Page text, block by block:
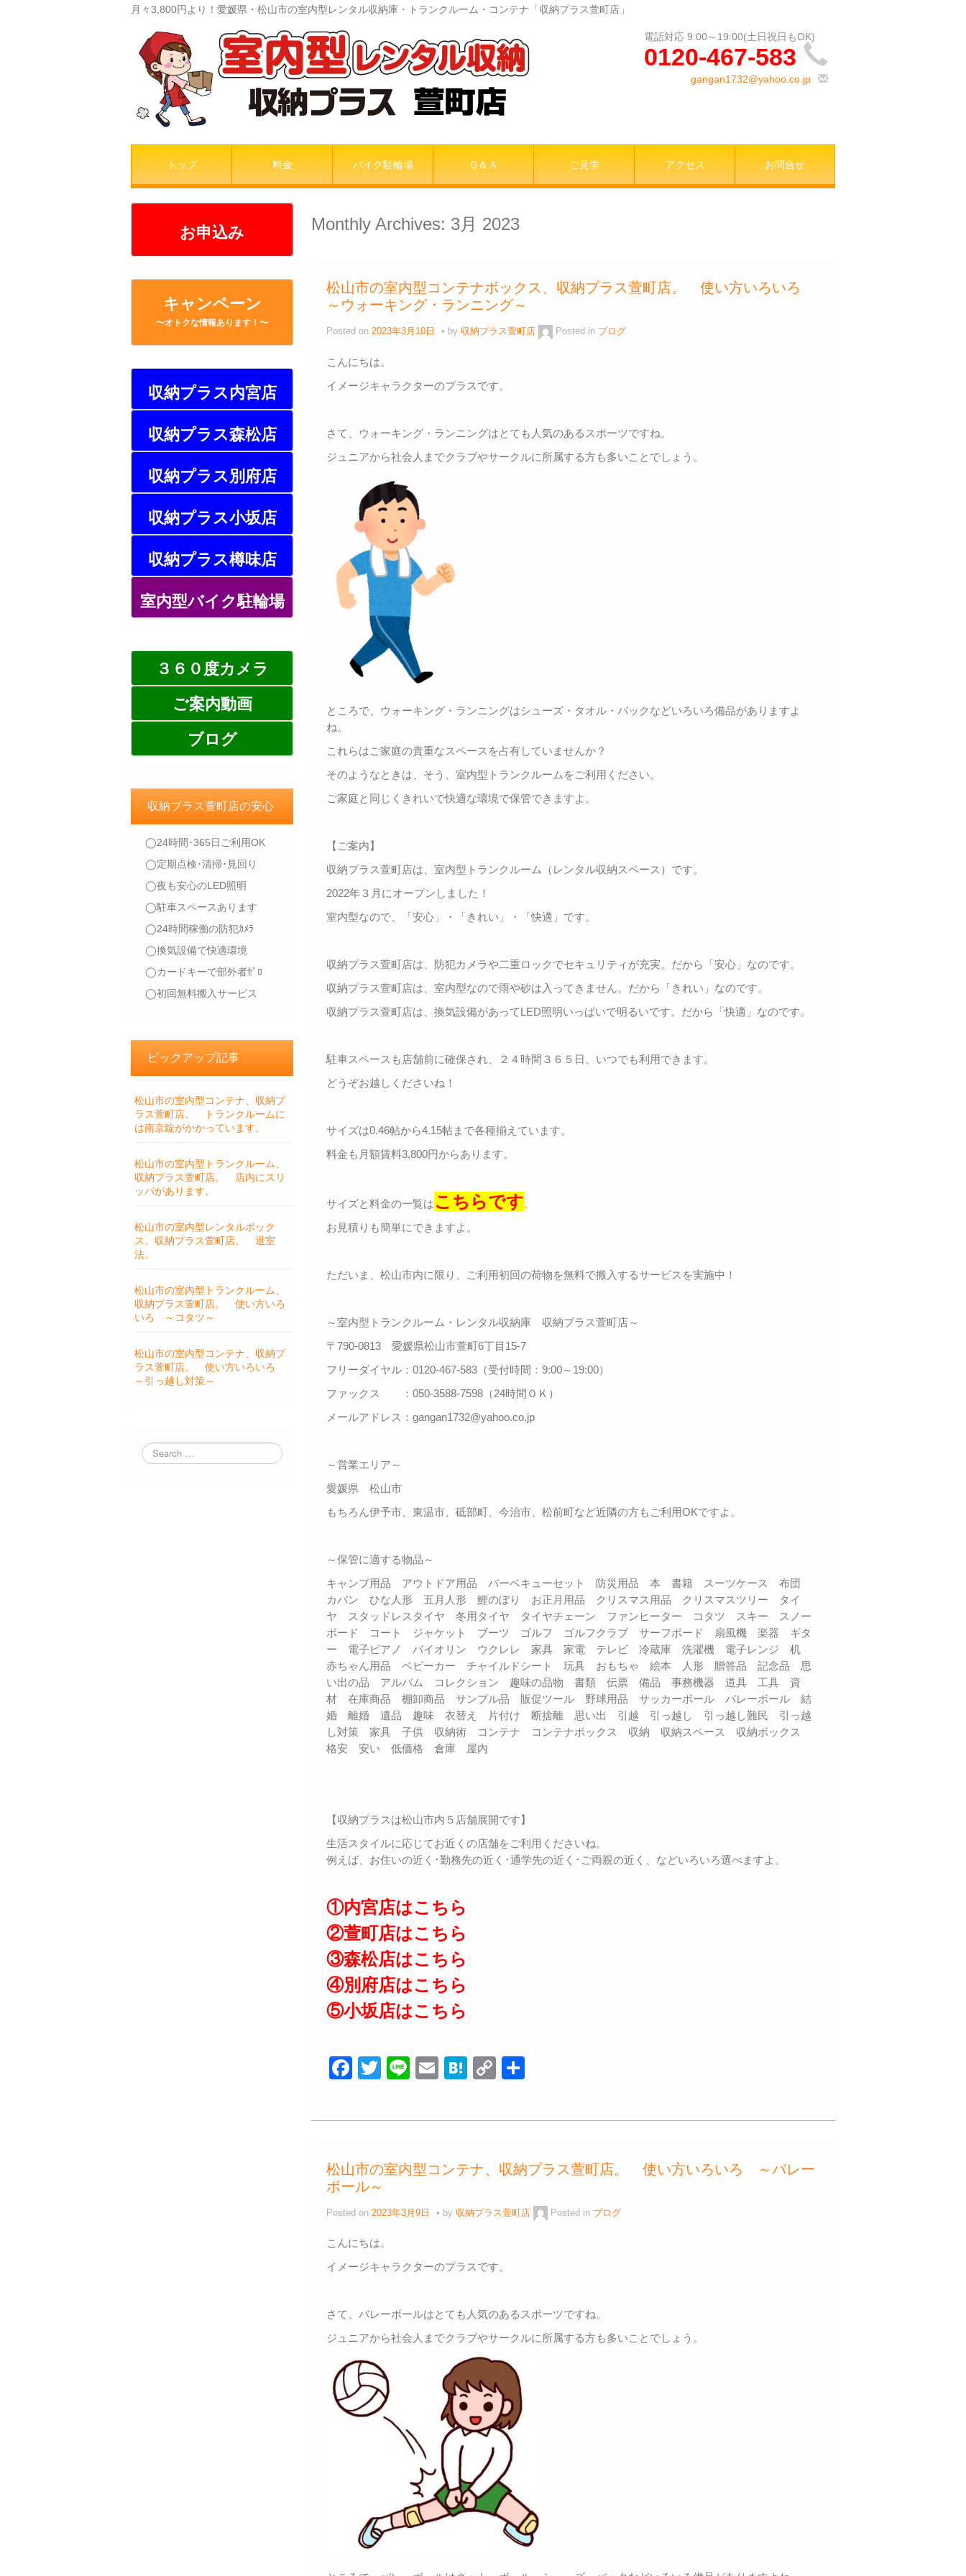
月々3,800円より！愛媛県・松山市の室内型レンタル収納庫・トランクルーム・コンテナ「収納プラス萱町店」
0120-467-583
gangan1732@yahoo.co.jp
トップ 料金 バイク駐輪場 Ｑ＆Ａ ご見学 アクセス お問合せ
お申込み
キャンペーン
〜オトクな情報あります！〜
収納プラス内宮店
収納プラス森松店
収納プラス別府店
収納プラス小坂店
収納プラス樽味店
室内型バイク駐輪場
３６０度カメラ
ご案内動画
ブログ
収納プラス萱町店の安心
◯24時間･365日ご利用OK
◯定期点検･清掃･見回り
◯夜も安心のLED照明
◯駐車スペースあります
◯24時間稼働の防犯ｶﾒﾗ
◯換気設備で快適環境
◯カードキーで部外者ｾﾞﾛ
◯初回無料搬入サービス
ピックアップ記事
松山市の室内型コンテナ、収納プ
ラス萱町店。 トランクルームに
は南京錠がかかっています。
松山市の室内型トランクルーム、
収納プラス萱町店。 店内にスリ
ッパがあります。
松山市の室内型レンタルボック
ス、収納プラス萱町店。 退室
法。
松山市の室内型トランクルーム、
収納プラス萱町店。 使い方いろ
いろ ～コタツ～
松山市の室内型コンテナ、収納プ
ラス萱町店。 使い方いろいろ
～引っ越し対策～
Monthly Archives: 3月 2023
松山市の室内型コンテナボックス、収納プラス萱町店。 使い方いろいろ
～ウォーキング・ランニング～
Posted on2023年3月10日 by 収納プラス萱町店 Posted in ブログ
こんにちは。
イメージキャラクターのプラスです。
さて、ウォーキング・ランニングはとても人気のあるスポーツですね。
ジュニアから社会人までクラブやサークルに所属する方も多いことでしょう。
ところで、ウォーキング・ランニングはシューズ・タオル・バックなどいろいろ備品がありますよ
ね。
これらはご家庭の貴重なスペースを占有していませんか？
そのようなときは、そう、室内型トランクルームをご利用ください。
ご家庭と同じくきれいで快適な環境で保管できますよ。
【ご案内】
収納プラス萱町店は、室内型トランクルーム（レンタル収納スペース）です。
2022年３月にオープンしました！
室内型なので、「安心」・「きれい」・「快適」です。
収納プラス萱町店は、防犯カメラや二重ロックでセキュリティが充実。だから「安心」なのです。
収納プラス萱町店は、室内型なので雨や砂は入ってきません。だから「きれい」なのです。
収納プラス萱町店は、換気設備があってLED照明いっぱいで明るいです。だから「快適」なのです。
駐車スペースも店舗前に確保され、２４時間３６５日、いつでも利用できます。
どうぞお越しくださいね！
サイズは0.46帖から4.15帖まで各種揃えています。
料金も月額賃料3,800円からあります。
サイズと料金の一覧はこちらです。
お見積りも簡単にできますよ。
ただいま、松山市内に限り、ご利用初回の荷物を無料で搬入するサービスを実施中！
～室内型トランクルーム・レンタル収納庫 収納プラス萱町店～
〒790-0813 愛媛県松山市萱町6丁目15-7
フリーダイヤル：0120-467-583（受付時間：9:00～19:00）
ファックス ：050-3588-7598（24時間ＯＫ）
メールアドレス：gangan1732@yahoo.co.jp
～営業エリア～
愛媛県 松山市
もちろん伊予市、東温市、砥部町、今治市、松前町など近隣の方もご利用OKですよ。
～保管に適する物品～
キャンプ用品 アウトドア用品 バーベキューセット 防災用品 本 書籍 スーツケース 布団
カバン ひな人形 五月人形 鯉のぼり お正月用品 クリスマス用品 クリスマスツリー タイ
ヤ スタッドレスタイヤ 冬用タイヤ タイヤチェーン ファンヒーター コタツ スキー スノー
ボード コート ジャケット ブーツ ゴルフ ゴルフクラブ サーフボード 扇風機 楽器 ギタ
ー 電子ピアノ バイオリン ウクレレ 家具 家電 テレビ 冷蔵庫 洗濯機 電子レンジ 机
赤ちゃん用品 ベビーカー チャイルドシート 玩具 おもちゃ 絵本 人形 贈答品 記念品 思
い出の品 アルバム コレクション 趣味の品物 書類 伝票 備品 事務機器 道具 工具 資
材 在庫商品 棚卸商品 サンプル品 販促ツール 野球用品 サッカーボール バレーボール 結
婚 離婚 遺品 趣味 衣替え 片付け 断捨離 思い出 引越 引っ越し 引っ越し難民 引っ越
し対策 家具 子供 収納術 コンテナ コンテナボックス 収納 収納スペース 収納ボックス
格安 安い 低価格 倉庫 屋内
【収納プラスは松山市内５店舗展開です】
生活スタイルに応じてお近くの店舗をご利用くださいね。
例えば、お住いの近く･勤務先の近く･通学先の近く･ご両親の近く、などいろいろ選べますよ。
①内宮店はこちら
②萱町店はこちら
③森松店はこちら
④別府店はこちら
⑤小坂店はこちら
F
c
b
o
o
T
tt
Li
e
E
ail
H
e
a
C
p
Li
n
k
松山市の室内型コンテナ、収納プラス萱町店。 使い方いろいろ ～バレー
ボール～
Posted on 2023年3月9日 by 収納プラス萱町店 Posted in ブログ
こんにちは。
イメージキャラクターのプラスです。
さて、バレーボールはとても人気のあるスポーツですね。
ジュニアから社会人までクラブやサークルに所属する方も多いことでしょう。